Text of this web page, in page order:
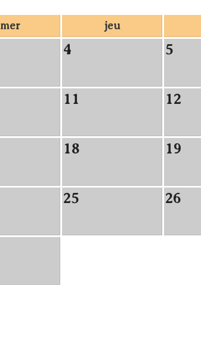
mer jeu
4 5
11 12
18 19
25 26